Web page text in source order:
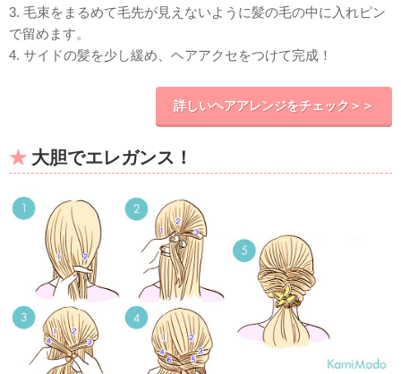
3. 毛束をまるめて毛先が見えないように髪の毛の中に入れピン
で留めます。
4. サイドの髪を少し緩め、ヘアアクセをつけて完成！
詳しいヘアアレンジをチェック＞＞
大胆でエレガンス！